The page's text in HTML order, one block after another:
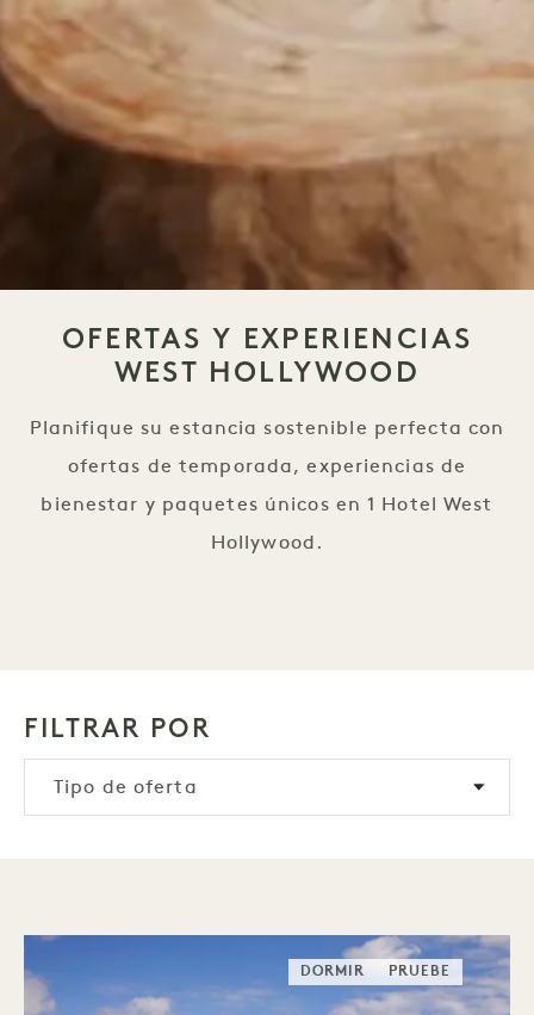
OFERTAS Y EXPERIENCIAS
WEST HOLLYWOOD
Planifique su estancia sostenible perfecta con
ofertas de temporada, experiencias de
bienestar y paquetes únicos en 1 Hotel West
Hollywood.
FILTRAR POR
Tipo de oferta
DORMIR PRUEBE